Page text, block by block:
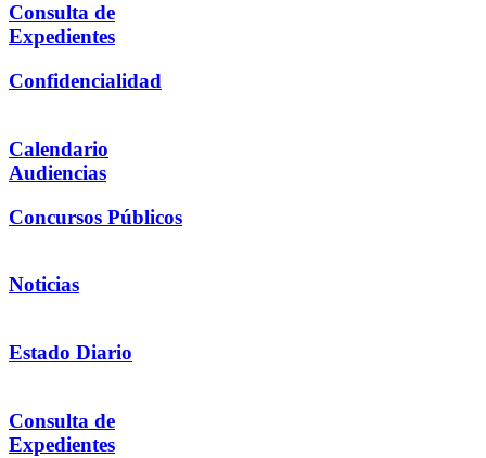
Consulta de
Expedientes
Confidencialidad
Calendario
Audiencias
Concursos Públicos
Noticias
Estado Diario
Consulta de
Expedientes